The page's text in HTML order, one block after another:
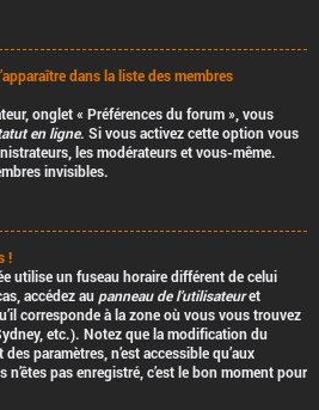
dans la liste des membres
onglet « Préférences du forum », vous
en ligne. Si vous activez cette option vous
les modérateurs et vous-même.
invisibles.
!
utilise un fuseau horaire différent de celui
accédez au panneau de l’utilisateuret
corresponde à la zone où vous vous trouvez
etc.). Notez que la modification du
paramètres, n’est accessible qu’aux
pas enregistré, c’est le bon moment pour